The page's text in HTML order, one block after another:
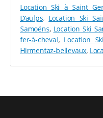
alorstester jusqu’à 3
même prix (voir
ENTRE MORZINE ET
AU PIED DES PISTES
Que vous logiez dans le
Location Ski à Saint
D’aulps, Location Ski
Samoëns, Location Ski
fer-à-cheval, Location
Hirmentaz-bellevaux,